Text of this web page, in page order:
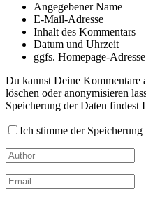
Angegebener Name
E-Mail-Adresse
Inhalt des Kommentars
Datum und Uhrzeit
ggfs. Homepage-Adresse
Du kannst Deine Kommentare
löschen oder anonymisieren
Speicherung der Daten findest
Ich stimme der Speicherung